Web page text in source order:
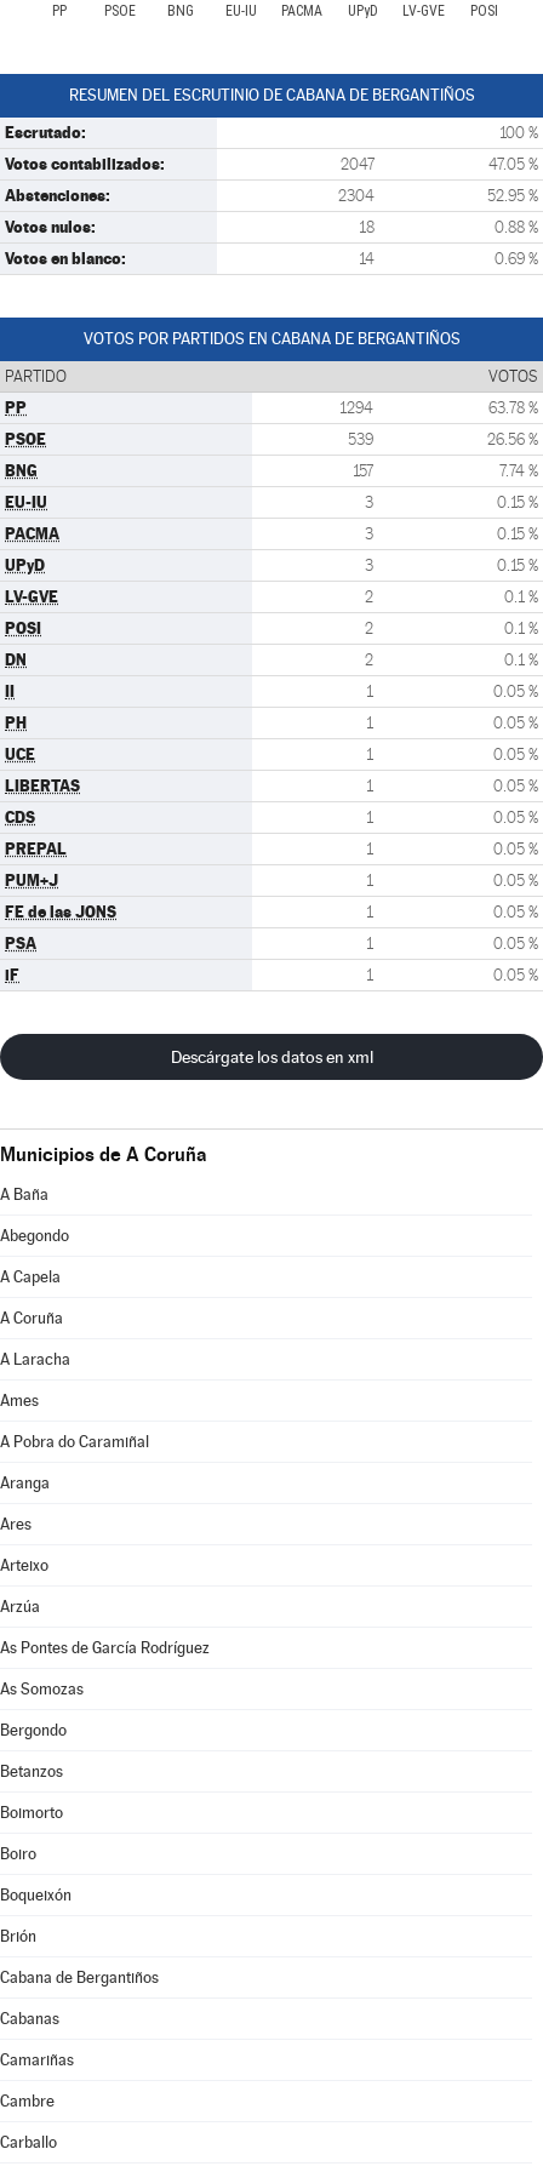
PP PSOE BNG EU-IU PACMA UPyD LV-GVE POSI
RESUMEN DEL ESCRUTINIO DE CABANA DE BERGANTIÑOS
Escrutado: 100 %
Votos contabilizados: 2047 47.05 %
Abstenciones: 2304 52.95 %
Votos nulos: 18 0.88 %
Votos en blanco: 14 0.69 %
VOTOS POR PARTIDOS EN CABANA DE BERGANTIÑOS
PARTIDO VOTOS
PP 1294 63.78 %
PSOE 539 26.56 %
BNG 157 7.74 %
EU-IU 3 0.15 %
PACMA 3 0.15 %
UPyD 3 0.15 %
LV-GVE 2 0.1 %
POSI 2 0.1 %
DN 2 0.1 %
II 1 0.05 %
PH 1 0.05 %
UCE 1 0.05 %
LIBERTAS 1 0.05 %
CDS 1 0.05 %
PREPAL 1 0.05 %
PUM+J 1 0.05 %
FE de las JONS 1 0.05 %
PSA 1 0.05 %
iF 1 0.05 %
Descárgate los datos en xml
Municipios de A Coruña
A Baña
Abegondo
A Capela
A Coruña
A Laracha
Ames
A Pobra do Caramiñal
Aranga
Ares
Arteixo
Arzúa
As Pontes de García Rodríguez
As Somozas
Bergondo
Betanzos
Boimorto
Boiro
Boqueixón
Brión
Cabana de Bergantiños
Cabanas
Camariñas
Cambre
Carballo